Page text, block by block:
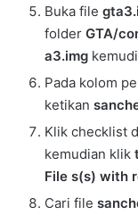
Buka file
folder GTA/
a3.img
Pada kolom
ketikan
Klik checklist
kemudian klik
File s(s) with
Cari file